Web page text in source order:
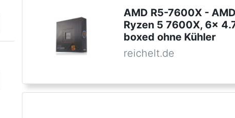
AMD R5-7600X -
Ryzen 5 7600X, 6x
boxed ohne Kühler
reichelt.de